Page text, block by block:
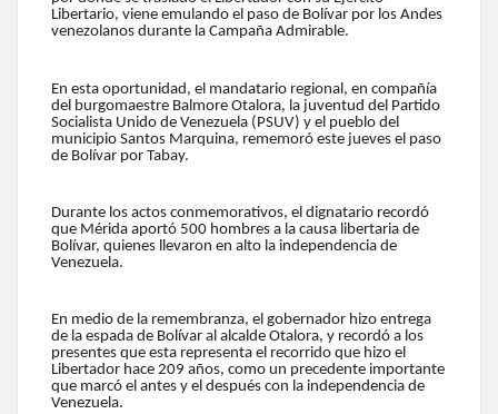
Libertario, viene emulando el paso de Bolívar por los Andes
venezolanos durante la Campaña Admirable.
En esta oportunidad, el mandatario regional, en compañía
del burgomaestre Balmore Otalora, la juventud del Partido
Socialista Unido de Venezuela (PSUV) y el pueblo del
municipio Santos Marquina, rememoró este jueves el paso
de Bolívar por Tabay.
Durante los actos conmemorativos, el dignatario recordó
que Mérida aportó 500 hombres a la causa libertaria de
Bolívar, quienes llevaron en alto la independencia de
Venezuela.
En medio de la remembranza, el gobernador hizo entrega
de la espada de Bolívar al alcalde Otalora, y recordó a los
presentes que esta representa el recorrido que hizo el
Libertador hace 209 años, como un precedente importante
que marcó el antes y el después con la independencia de
Venezuela.